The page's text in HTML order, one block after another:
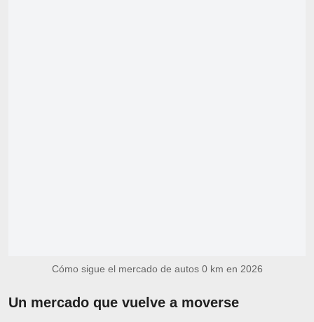
Cómo sigue el mercado de autos 0 km en 2026
Un mercado que vuelve a moverse